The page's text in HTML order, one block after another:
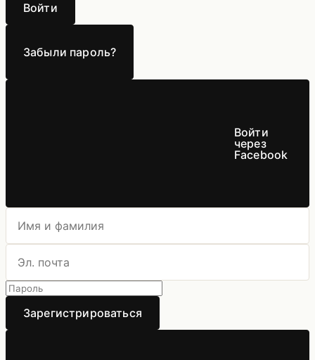
Войти
Забыли пароль?
Войти
через
Facebook
Зарегистрироваться